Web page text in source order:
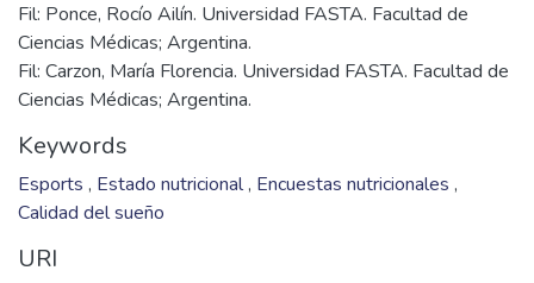
Fil: Ponce, Rocío Ailín. Universidad FASTA. Facultad de
Ciencias Médicas; Argentina.
Fil: Carzon, María Florencia. Universidad FASTA. Facultad de
Ciencias Médicas; Argentina.
Keywords
Esports , Estado nutricional, Encuestas nutricionales ,
Calidad del sueño
URI